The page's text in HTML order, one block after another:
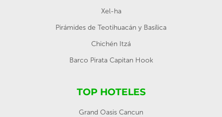
Xel-ha
Pirámides de Teotihuacán y Basílica
Chichén Itzá
Barco Pirata Capitan Hook
TOP HOTELES
Grand Oasis Cancun